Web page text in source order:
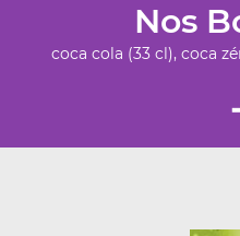
Nos
coca cola (33 cl), coca